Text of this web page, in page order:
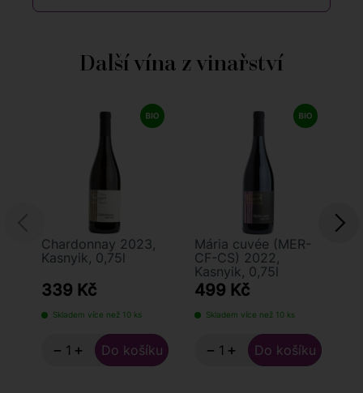
Další vína z vinařství
Chardonnay 2023,
Kasnyik, 0,75l
339 Kč
Skladem více než 10 ks
− +
Mária cuvée (MER-
CF-CS) 2022,
Kasnyik, 0,75l
499 Kč
Skladem více než 10 ks
− +